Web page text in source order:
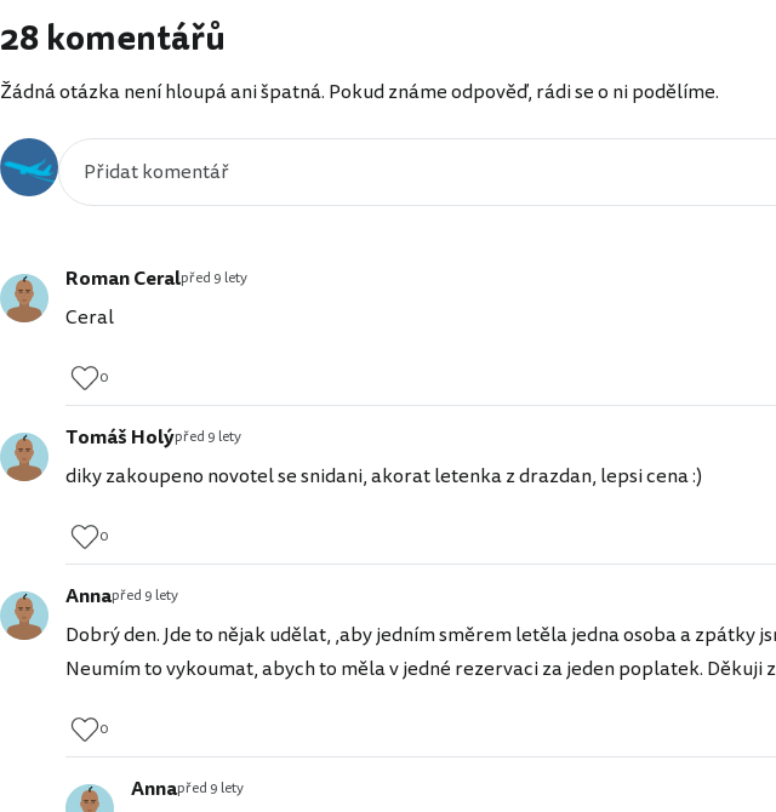
28 komentářů
Žádná otázka není hloupá ani špatná. Pokud známe odpověď, rádi se o ni podělíme.
Roman Ceralpřed 9 lety
Ceral
0
Tomáš Holýpřed 9 lety
diky zakoupeno novotel se snidani, akorat letenka z drazdan, lepsi cena :)
0
Annapřed 9 lety
Dobrý den. Jde to nějak udělat, ,aby jedním směrem letěla jedna osoba a zpátky
Neumím to vykoumat, abych to měla v jedné rezervaci za jeden poplatek. Děkuji
0
Annapřed 9 lety